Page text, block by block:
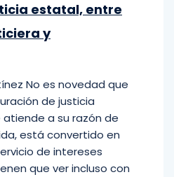
estatal, entre
y
No es novedad que
de justicia
a su razón de
está convertido en
de intereses
que ver incluso con